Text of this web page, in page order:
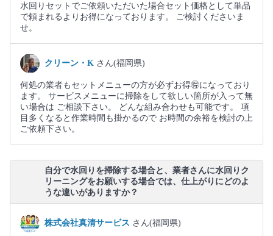
水回りセットでご依頼いただいた場合セット価格として単品
で頼まれるよりお得になっております。 ご検討くださいま
せ。
クリーン・K さん(福岡県)
何処の業者もセットメニューの方が必ずお得🉐になっており
ます。 サービスメニューに掃除をして欲しい箇所が入って無
い場合は ご相談下さい。 どんな組み合わせも可能です。 項
目多くなると作業時間も掛かるので お時間の余裕を検討の上
ご依頼下さい。
自分で水回りを掃除する場合と、業者さんに水回りク
リーニングをお願いする場合では、仕上がりにどのよ
うな違いがありますか？
株式会社真清サービス さん(福岡県)